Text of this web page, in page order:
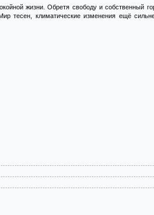
жизни. Обретя свободу и собственный
тесен, климатические изменения ещё